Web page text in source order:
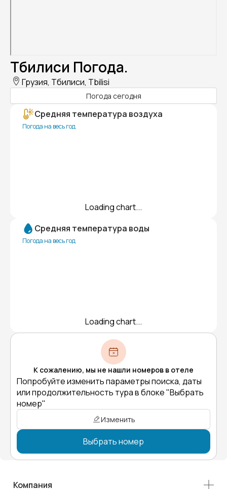
Тбилиси Погода.
Грузия, Тбилиси, Tbilisi
Погода сегодня
Средняя температура воздуха
Погода на весь год
Loading chart...
Средняя температура воды
Погода на весь год
Loading chart...
К сожалению, мы не нашли номеров в отеле
Попробуйте изменить параметры поиска, даты
или продолжительность тура в блоке "Выбрать
номер"
Изменить
Выбрать номер
Компания